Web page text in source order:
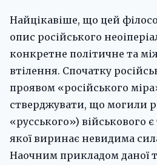
Найцікавіше, що цей
опис російського
конкретне політичне та
втілення. Спочатку
проявом «російського
стверджувати, що могили
«русського») військового є
якої виринає невидима
Наочним прикладом даної